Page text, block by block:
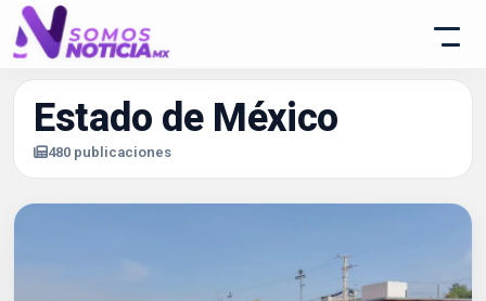
Estado de México
480 publicaciones